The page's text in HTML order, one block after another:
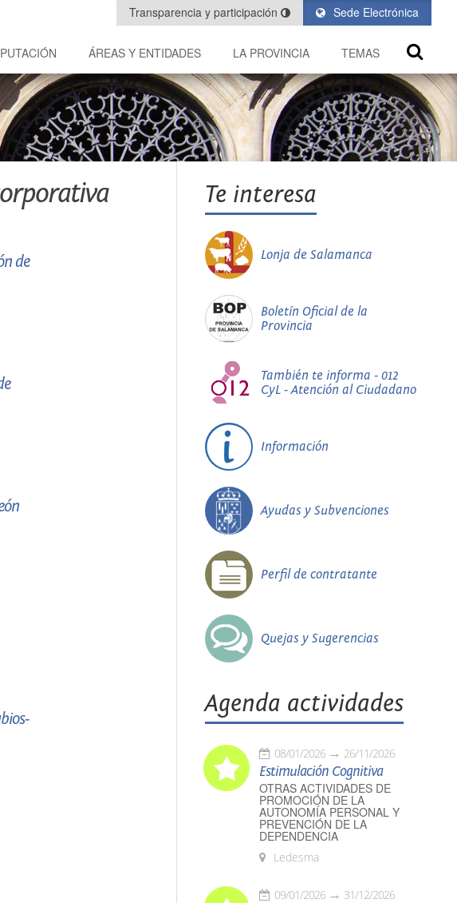
Sede Electrónica
Transparencia y participación
ÁREAS Y ENTIDADES LA PROVINCIA TEMAS
de
Te interesa
Lonja de Salamanca
Boletín Oficial de la
Provincia
También te informa - 012
CyL - Atención al Ciudadano
Información
Ayudas y Subvenciones
Perfil de contratante
Quejas y Sugerencias
Agenda actividades
08/01/2026 26/11/2026
Estimulación Cognitiva
OTRAS ACTIVIDADES DE
PROMOCIÓN DE LA
AUTONOMÍA PERSONAL Y
PREVENCIÓN DE LA
DEPENDENCIA
Ledesma
09/01/2026 31/12/2026